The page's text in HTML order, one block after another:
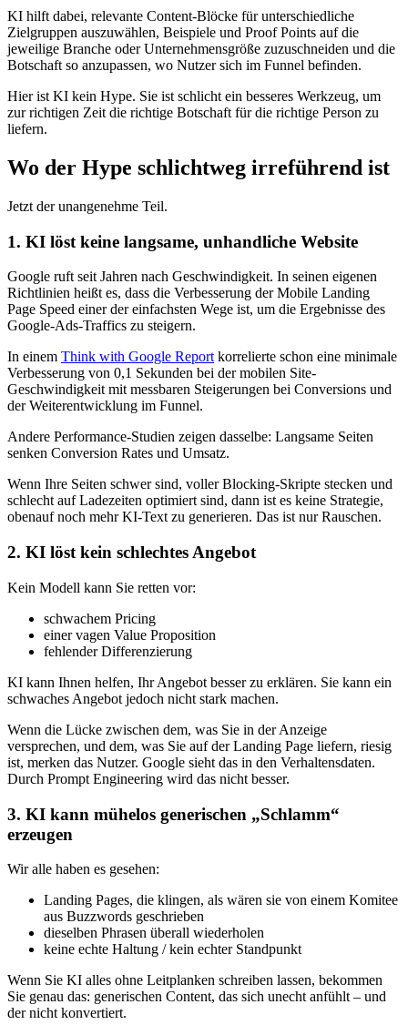
KI hilft dabei, relevante Content-Blöcke für unterschiedliche
Zielgruppen auszuwählen, Beispiele und Proof Points auf die
jeweilige Branche oder Unternehmensgröße zuzuschneiden und die
Botschaft so anzupassen, wo Nutzer sich im Funnel befinden.
Hier ist KI kein Hype. Sie ist schlicht ein besseres Werkzeug, um
zur richtigen Zeit die richtige Botschaft für die richtige Person zu
liefern.
Wo der Hype schlichtweg irreführend ist
Jetzt der unangenehme Teil.
1. KI löst keine langsame, unhandliche Website
Google ruft seit Jahren nach Geschwindigkeit. In seinen eigenen
Richtlinien heißt es, dass die Verbesserung der Mobile Landing
Page Speed einer der einfachsten Wege ist, um die Ergebnisse des
Google-Ads-Traffics zu steigern.
In einem Think with Google Reportkorrelierte schon eine minimale
Verbesserung von 0,1 Sekunden bei der mobilen Site-
Geschwindigkeit mit messbaren Steigerungen bei Conversions und
der Weiterentwicklung im Funnel.
Andere Performance-Studien zeigen dasselbe: Langsame Seiten
senken Conversion Rates und Umsatz.
Wenn Ihre Seiten schwer sind, voller Blocking-Skripte stecken und
schlecht auf Ladezeiten optimiert sind, dann ist es keine Strategie,
obenauf noch mehr KI-Text zu generieren. Das ist nur Rauschen.
2. KI löst kein schlechtes Angebot
Kein Modell kann Sie retten vor:
schwachem Pricing
einer vagen Value Proposition
fehlender Differenzierung
KI kann Ihnen helfen, Ihr Angebot besser zu erklären. Sie kann ein
schwaches Angebot jedoch nicht stark machen.
Wenn die Lücke zwischen dem, was Sie in der Anzeige
versprechen, und dem, was Sie auf der Landing Page liefern, riesig
ist, merken das Nutzer. Google sieht das in den Verhaltensdaten.
Durch Prompt Engineering wird das nicht besser.
3. KI kann mühelos generischen „Schlamm“
erzeugen
Wir alle haben es gesehen:
Landing Pages, die klingen, als wären sie von einem Komitee
aus Buzzwords geschrieben
dieselben Phrasen überall wiederholen
keine echte Haltung / kein echter Standpunkt
Wenn Sie KI alles ohne Leitplanken schreiben lassen, bekommen
Sie genau das: generischen Content, das sich unecht anfühlt – und
der nicht konvertiert.